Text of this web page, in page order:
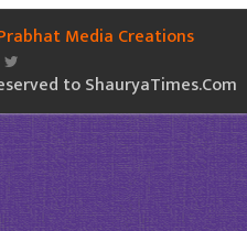
Media Creations
to ShauryaTimes.Com